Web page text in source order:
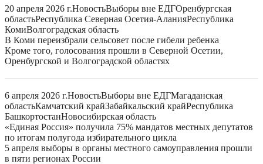
20 апреля 2026 г.НовостьВыборы вне ЕДГОренбургская
областьРеспублика Северная Осетия-АланияРеспублика
КомиВолгоградская область
В Коми переизбрали сельсовет после гибели ребенка
Кроме того, голосования прошли в Северной Осетии,
Оренбургской и Волгоградской областях
6 апреля 2026 г.НовостьВыборы вне ЕДГМагаданская
областьКамчатский крайЗабайкальский крайРеспублика
БашкортостанНовосибирская область
«Единая Россия» получила 75% мандатов местных депутатов
по итогам полугода избирательного цикла
5 апреля выборы в органы местного самоуправления прошли
в пяти регионах России